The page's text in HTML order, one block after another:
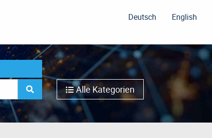
Deutsch English
Alle Kategorien